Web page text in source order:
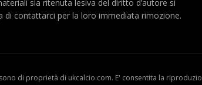
sia ritenuta lesiva del diritto d’autore si
di contattarci per la loro immediata rimozione.
di proprietà di ukcalcio.com. E' consentita la